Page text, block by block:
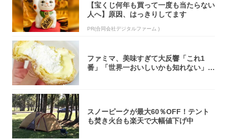
【宝くじ何年も買って一度も当たらない
人へ】原因、はっきりしてます
PR(合同会社デジタルファーム )
ファミマ、美味すぎて大反響「これ1
番」「世界一おいしいかも知れない」
スノーピークが最大60％OFF！テント
も焚き火台も楽天で大幅値下げ中